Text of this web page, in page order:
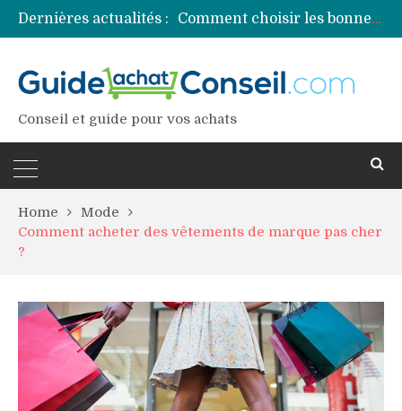
Dernières actualités :
Comment choisir les bonnes couleurs pour un projet tie and dye ?
Comment préparer sa piscine pour une période prolongée d’inutilisation ?
Conseil et guide pour vos achats
Home
Mode
Comment acheter des vêtements de marque pas cher
?